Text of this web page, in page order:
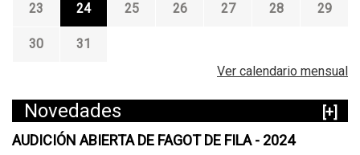
23 24 25 26 27 28 29
30
31
Ver calendario mensual
Novedades
[+]
AUDICIÓN ABIERTA DE FAGOT DE FILA - 2024